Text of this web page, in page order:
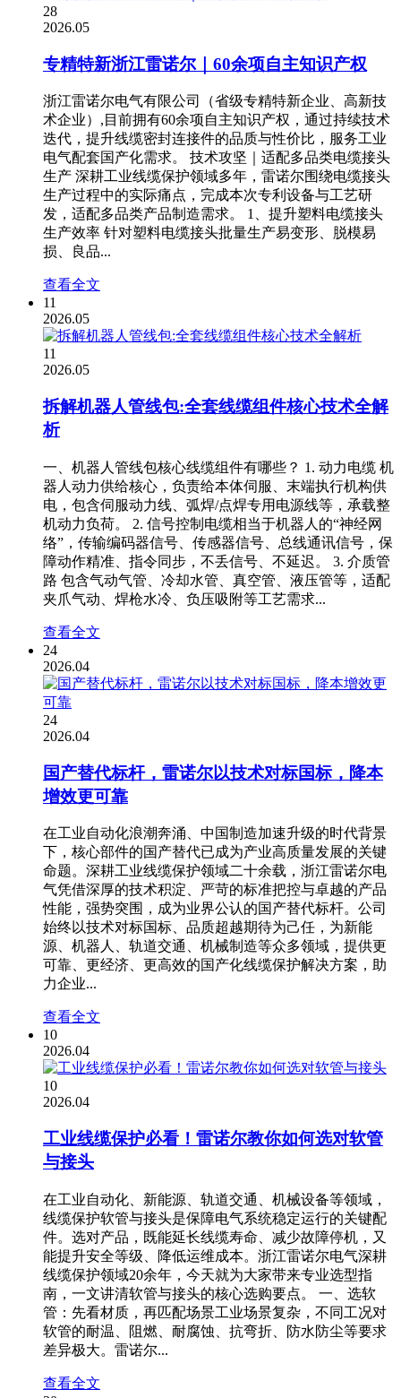
28
2026.05
专精特新浙江雷诺尔｜60余项自主知识产权
浙江雷诺尔电气有限公司（省级专精特新企业、高新技
术企业）,目前拥有60余项自主知识产权，通过持续技术
迭代，提升线缆密封连接件的品质与性价比，服务工业
电气配套国产化需求。 技术攻坚｜适配多品类电缆接头
生产 深耕工业线缆保护领域多年，雷诺尔围绕电缆接头
生产过程中的实际痛点，完成本次专利设备与工艺研
发，适配多品类产品制造需求。 1、提升塑料电缆接头
生产效率 针对塑料电缆接头批量生产易变形、脱模易
损、良品...
查看全文
11
2026.05
11
2026.05
拆解机器人管线包:全套线缆组件核心技术全解
析
一、机器人管线包核心线缆组件有哪些？ 1. 动力电缆 机
器人动力供给核心，负责给本体伺服、末端执行机构供
电，包含伺服动力线、弧焊/点焊专用电源线等，承载整
机动力负荷。 2. 信号控制电缆相当于机器人的“神经网
络”，传输编码器信号、传感器信号、总线通讯信号，保
障动作精准、指令同步，不丢信号、不延迟。 3. 介质管
路 包含气动气管、冷却水管、真空管、液压管等，适配
夹爪气动、焊枪水冷、负压吸附等工艺需求...
查看全文
24
2026.04
24
2026.04
国产替代标杆，雷诺尔以技术对标国标，降本
增效更可靠
在工业自动化浪潮奔涌、中国制造加速升级的时代背景
下，核心部件的国产替代已成为产业高质量发展的关键
命题。深耕工业线缆保护领域二十余载，浙江雷诺尔电
气凭借深厚的技术积淀、严苛的标准把控与卓越的产品
性能，强势突围，成为业界公认的国产替代标杆。公司
始终以技术对标国标、品质超越期待为己任，为新能
源、机器人、轨道交通、机械制造等众多领域，提供更
可靠、更经济、更高效的国产化线缆保护解决方案，助
力企业...
查看全文
10
2026.04
10
2026.04
工业线缆保护必看！雷诺尔教你如何选对软管
与接头
在工业自动化、新能源、轨道交通、机械设备等领域，
线缆保护软管与接头是保障电气系统稳定运行的关键配
件。选对产品，既能延长线缆寿命、减少故障停机，又
能提升安全等级、降低运维成本。浙江雷诺尔电气深耕
线缆保护领域20余年，今天就为大家带来专业选型指
南，一文讲清软管与接头的核心选购要点。 一、选软
管：先看材质，再匹配场景工业场景复杂，不同工况对
软管的耐温、阻燃、耐腐蚀、抗弯折、防水防尘等要求
差异极大。雷诺尔...
查看全文